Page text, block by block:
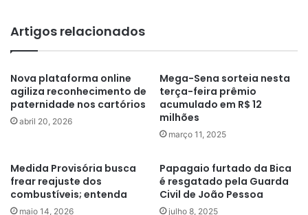
Artigos relacionados
Nova plataforma online
agiliza reconhecimento de
paternidade nos cartórios
abril 20, 2026
Mega-Sena sorteia nesta
terça-feira prêmio
acumulado em R$ 12
milhões
março 11, 2025
Medida Provisória busca
frear reajuste dos
combustíveis; entenda
maio 14, 2026
Papagaio furtado da Bica
é resgatado pela Guarda
Civil de João Pessoa
julho 8, 2025